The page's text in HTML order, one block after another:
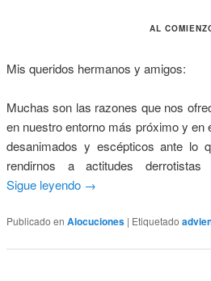
AL
Mis queridos hermanos y amigos:
Muchas son las razones que nos
en nuestro entorno más próximo y en
desanimados y escépticos ante lo
rendirnos a actitudes
Sigue leyendo →
Publicado en Alocuciones | Etiquetado